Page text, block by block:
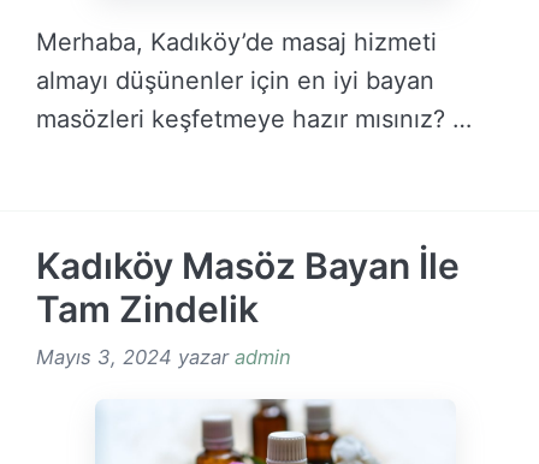
Merhaba, Kadıköy’de masaj hizmeti
almayı düşünenler için en iyi bayan
masözleri keşfetmeye hazır mısınız? …
Kadıköy Masöz Bayan İle
Tam Zindelik
Mayıs 3, 2024 yazar admin